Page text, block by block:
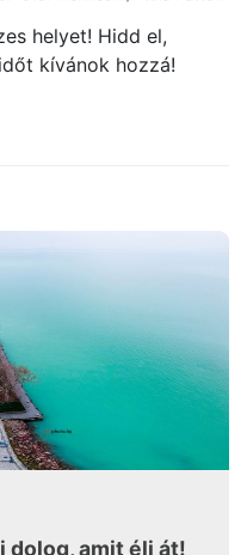
helyet! Hidd el,
kívánok hozzá!
dolog, amit élj át!